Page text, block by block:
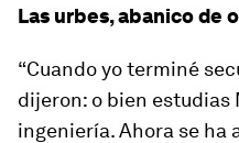
Las urbes, abanico de
“Cuando yo terminé
dijeron: o bien estudias
ingeniería. Ahora se ha